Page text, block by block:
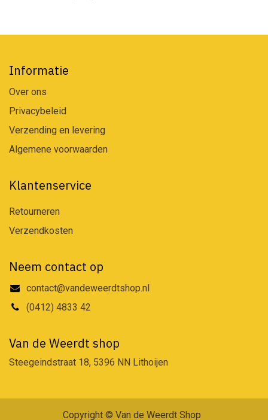
Informatie
Over ons
Privacybeleid
Verzending en levering
Algemene voorwaarden
Klantenservice
Retourneren
Verzendkosten
Neem contact op
contact@vandeweerdtshop.nl
(0412) 4833 42
Van de Weerdt shop
Steegeindstraat 18, 5396 NN Lithoijen
Copyright © Van de Weerdt Shop